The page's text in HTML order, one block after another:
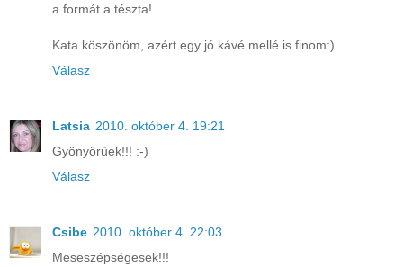
a formát a tészta!
Kata köszönöm, azért egy jó kávé mellé is finom:)
Válasz
Latsia 2010. október 4. 19:21
Gyönyörűek!!! :-)
Válasz
Csibe 2010. október 4. 22:03
Meseszépségesek!!!